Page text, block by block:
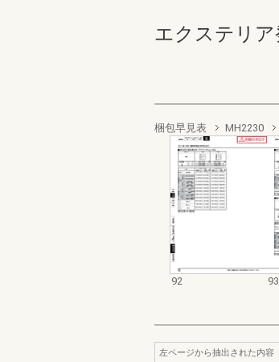
エクステリア
梱包早見表 MH2230
92 93
左ページから抽出された内容